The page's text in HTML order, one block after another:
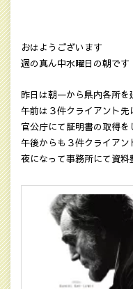
おはようございます
週の真ん中水曜日の朝です
昨日は朝一から県内各所を
午前は３件クライアント先
官公庁にて証明書の取得を
午後からも３件クライアン
夜になって事務所にて資料